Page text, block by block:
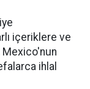
içeriklere ve
ihlal